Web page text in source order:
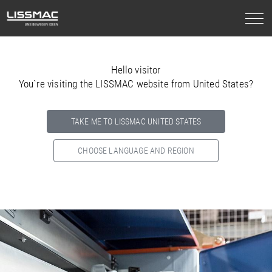
Hello visitor
You`re visiting the LISSMAC website from United States?
TAKE ME TO LISSMAC UNITED STATES
CHOOSE LANGUAGE AND REGION
Select your country below so we can showyou the correct
information for your location.
NORTH AMERICA SOUTH AMERICA